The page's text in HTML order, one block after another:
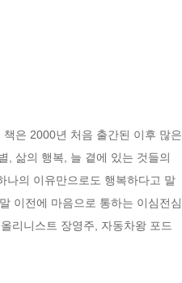
은 2000년 처음 출간된 이후 많은
, 삶의 행복, 늘 곁에 있는 것들의
나의 이유만으로도 행복하다고 말
이전에 마음으로 통하는 이심전심
리니스트 장영주, 자동차왕 포드